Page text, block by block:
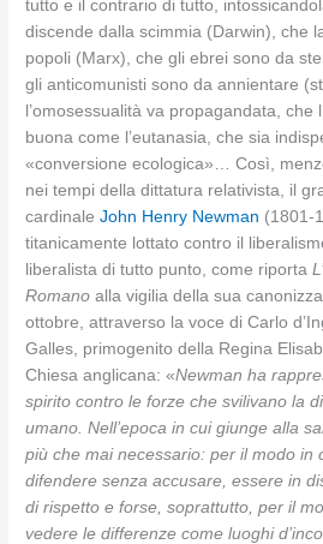
tutto e il contrario di tutto,
discende dalla scimmia (Darwin), che
popoli (Marx), che gli ebrei sono da
gli anticomunisti sono da annientare
l’omosessualità va propagandata, che
buona come l’eutanasia, che sia
«conversione ecologica»… Così,
nei tempi della dittatura relativista, il
cardinaleJohn Henry Newman (1801-
titanicamente lottato contro il
liberalista di tutto punto, come riporta
Romano alla vigilia della sua
ottobre, attraverso la voce di Carlo
Galles, primogenito della Regina
Chiesa anglicana: «Newman ha
spirito contro le forze che svilivano la
umano. Nell’epoca in cui giunge alla
più che mai necessario: per il modo in
difendere senza accusare, essere in
di rispetto e forse, soprattutto, per il
vedere le differenze come luoghi